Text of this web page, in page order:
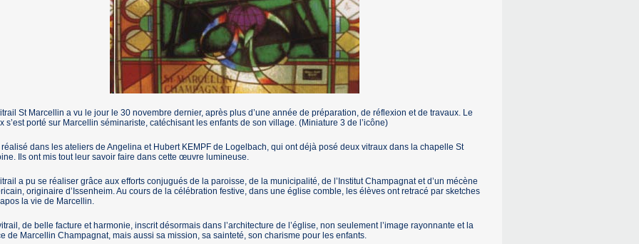
St Marcellin a vu le jour le 30 novembre dernier, après plus d’une année de préparation, de réflexion et de travaux. Le
s’est porté sur Marcellin séminariste, catéchisant les enfants de son village. (Miniature 3 de l’icône)
réalisé dans les ateliers de Angelina et Hubert KEMPF de Logelbach, qui ont déjà posé deux vitraux dans la chapelle St
Ils ont mis tout leur savoir faire dans cette œuvre lumineuse.
a pu se réaliser grâce aux efforts conjugués de la paroisse, de la municipalité, de l’Institut Champagnat et d’un mécène
originaire d’Issenheim. Au cours de la célébration festive, dans une église comble, les élèves ont retracé par sketches
la vie de Marcellin.
de belle facture et harmonie, inscrit désormais dans l’architecture de l’église, non seulement l’image rayonnante et la
de Marcellin Champagnat, mais aussi sa mission, sa sainteté, son charisme pour les enfants.